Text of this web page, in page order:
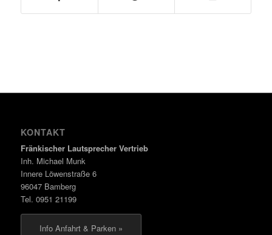
KONTAKT
Fränkischer Lautsprecher Vertrieb
Inh. Michael Munk
Innere Löwenstraße 6
96047 Bamberg
Tel. 0951 21199
Info Anfahrt & Parken »